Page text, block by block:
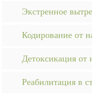
Экстренное
Кодирование от
Детоксикация от
Реабилитация в